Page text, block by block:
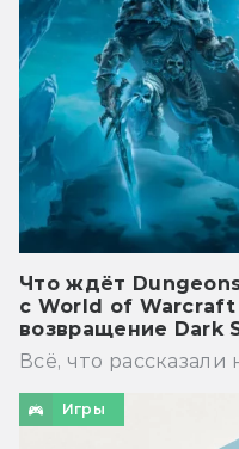
Что ждёт
с World of Warcraft
возвращение Dark
Всё, что рассказали
Игры